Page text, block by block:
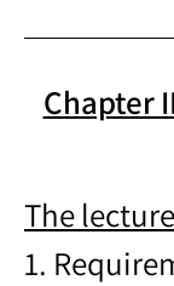
Chapter
The
1.